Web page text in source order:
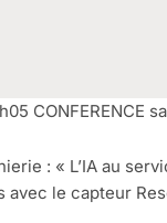
CONFERENCE
: « L’IA au
avec le capteur